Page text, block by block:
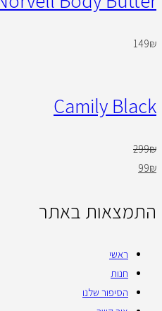
149₪
Camily Black
299₪
99₪
התמצאות באתר
ראשי
חנות
הסיפור שלנו